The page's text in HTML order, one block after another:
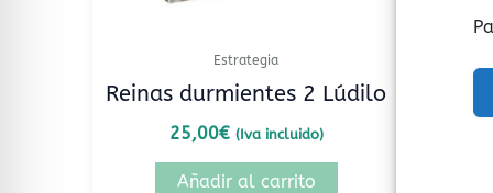
Estrategia
Reinas durmientes 2 Lúdilo
25,00€ (Iva incluido)
Añadir al carrito